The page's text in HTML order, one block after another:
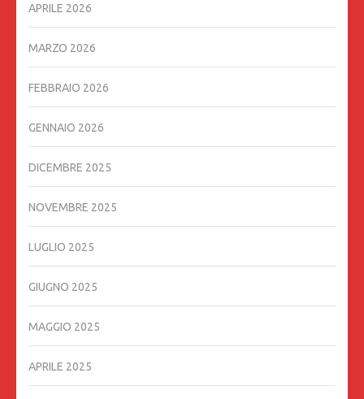
APRILE 2026
MARZO 2026
FEBBRAIO 2026
GENNAIO 2026
DICEMBRE 2025
NOVEMBRE 2025
LUGLIO 2025
GIUGNO 2025
MAGGIO 2025
APRILE 2025